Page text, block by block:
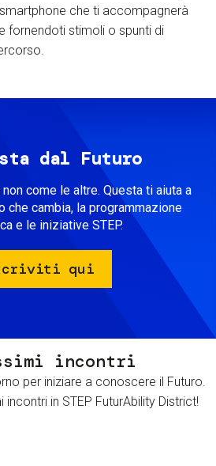
che ti accompagnerà
fornendoti stimoli o spunti di
dal Futuro
come le altre. Questa ti aiuta a
che cambia, la programmazione
e le iniziative STEP.
qui
incontri
per iniziare a conoscere il Futuro.
in STEP FuturAbility District!